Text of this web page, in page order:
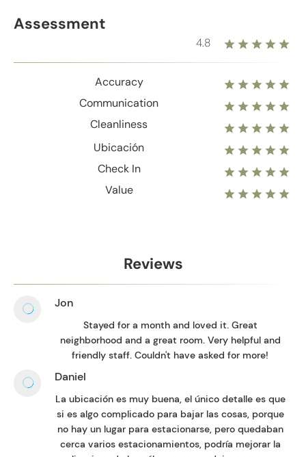
Assessment
4.8
Accuracy
Communication
Cleanliness
Ubicación
Check In
Value
Reviews
Jon
Stayed for a month and loved it. Great
neighborhood and a great room. Very helpful and
friendly staff. Couldn't have asked for more!
Daniel
La ubicación es muy buena, el único detalle es que
si es algo complicado para bajar las cosas, porque
no hay un lugar para estacionarse, pero quedaban
cerca varios estacionamientos, podría mejorar la